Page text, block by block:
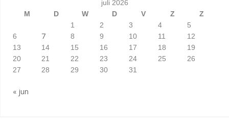
juli 2026
M
D W D V Z
Z
1
2 3 4
5
6
7 8 9 10 11
12
13
14 15 16 17 18
19
20
21 22 23 24 25
26
27
28 29 30 31
« jun